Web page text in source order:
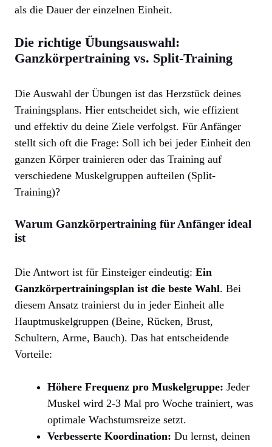
als die Dauer der einzelnen Einheit.
Die richtige Übungsauswahl:
Ganzkörpertraining vs. Split-Training
Die Auswahl der Übungen ist das Herzstück deines
Trainingsplans. Hier entscheidet sich, wie effizient
und effektiv du deine Ziele verfolgst. Für Anfänger
stellt sich oft die Frage: Soll ich bei jeder Einheit den
ganzen Körper trainieren oder das Training auf
verschiedene Muskelgruppen aufteilen (Split-
Training)?
Warum Ganzkörpertraining für Anfänger ideal
ist
Die Antwort ist für Einsteiger eindeutig: Ein
Ganzkörpertrainingsplan ist die beste Wahl. Bei
diesem Ansatz trainierst du in jeder Einheit alle
Hauptmuskelgruppen (Beine, Rücken, Brust,
Schultern, Arme, Bauch). Das hat entscheidende
Vorteile:
Höhere Frequenz pro Muskelgruppe: Jeder
Muskel wird 2-3 Mal pro Woche trainiert, was
optimale Wachstumsreize setzt.
Verbesserte Koordination: Du lernst, deinen